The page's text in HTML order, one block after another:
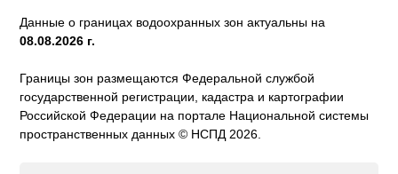
Данные о границах водоохранных зон актуальны на
08.08.2026 г.
Границы зон размещаются Федеральной службой
государственной регистрации, кадастра и картографии
Российской Федерации на портале Национальной системы
пространственных данных © НСПД 2026.